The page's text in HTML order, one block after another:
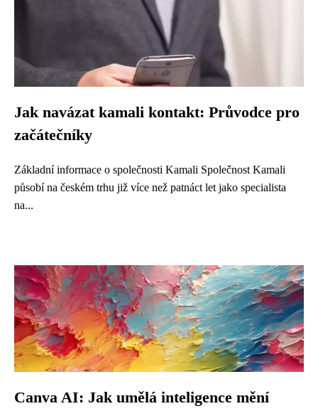
Jak navázat kamali kontakt: Průvodce pro
začátečníky
Základní informace o společnosti Kamali Společnost Kamali
působí na českém trhu již více než patnáct let jako specialista
na...
Canva AI: Jak umělá inteligence mění